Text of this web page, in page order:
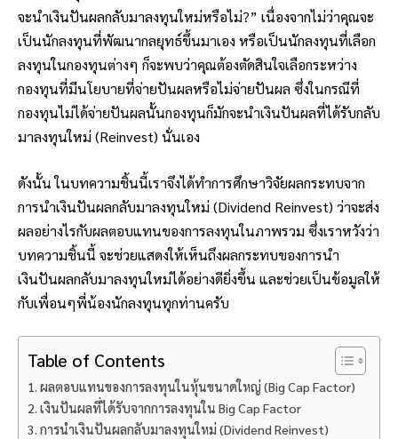
จะนำเงินปันผลกลับมาลงทุนใหม่หรือไม่?” เนื่องจากไม่ว่าคุณจะ
เป็นนักลงทุนที่พัฒนากลยุทธ์ขึ้นมาเอง หรือเป็นนักลงทุนที่เลือก
ลงทุนในกองทุนต่างๆ ก็จะพบว่าคุณต้องตัดสินใจเลือกระหว่าง
กองทุนที่มีนโยบายที่จ่ายปันผลหรือไม่จ่ายปันผล ซึ่งในกรณีที่
กองทุนไม่ได้จ่ายปันผลนั้นกองทุนก็มักจะนำเงินปันผลที่ได้รับกลับ
มาลงทุนใหม่ (Reinvest) นั่นเอง
ดังนั้น ในบทความชิ้นนี้เราจึงได้ทำการศึกษาวิจัยผลกระทบจาก
การนำเงินปันผลกลับมาลงทุนใหม่ (Dividend Reinvest) ว่าจะส่ง
ผลอย่างไรกับผลตอบแทนของการลงทุนในภาพรวม ซึ่งเราหวังว่า
บทความชิ้นนี้ จะช่วยแสดงให้เห็นถึงผลกระทบของการนำ
เงินปันผลกลับมาลงทุนใหม่ได้อย่างดียิ่งขึ้น และช่วยเป็นข้อมูลให้
กับเพื่อนๆพี่น้องนักลงทุนทุกท่านครับ
Table of Contents
ผลตอบแทนของการลงทุนในหุ้นขนาดใหญ่ (Big Cap Factor)
เงินปันผลที่ได้รับจากการลงทุนใน Big Cap Factor
การนำเงินปันผลกลับมาลงทุนใหม่ (Dividend Reinvest)